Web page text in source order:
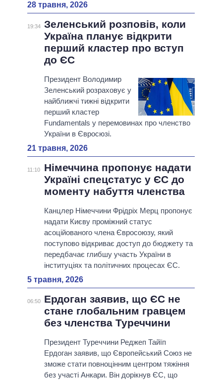
28 травня, 2026
19:34 Зеленський розповів, коли
Україна планує відкрити
перший кластер про вступ
до ЄС
Президент Володимир
Зеленський розраховує у
найближчі тижні відкрити
перший кластер
Fundamentals у перемовинах про членство
України в Євросюзі.
21 травня, 2026
11:10
Німеччина пропонує надати
Україні спецстатус у ЄС до
моменту набуття членства
Канцлер Німеччини Фрідріх Мерц пропонує
надати Києву проміжний статус
асоційованого члена Євросоюзу, який
поступово відкриває доступ до бюджету та
передбачає глибшу участь України в
інституціях та політичних процесах ЄС.
5 травня, 2026
06:50
Ердоган заявив, що ЄС не
стане глобальним гравцем
без членства Туреччини
Президент Туреччини Реджеп Тайїп
Ердоган заявив, що Європейський Союз не
зможе стати повноцінним центром тяжіння
без участі Анкари. Він дорікнув ЄС, що